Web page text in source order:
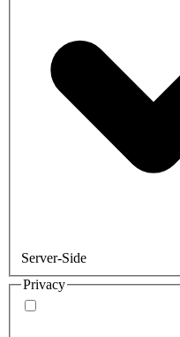
Server-Side
Privacy